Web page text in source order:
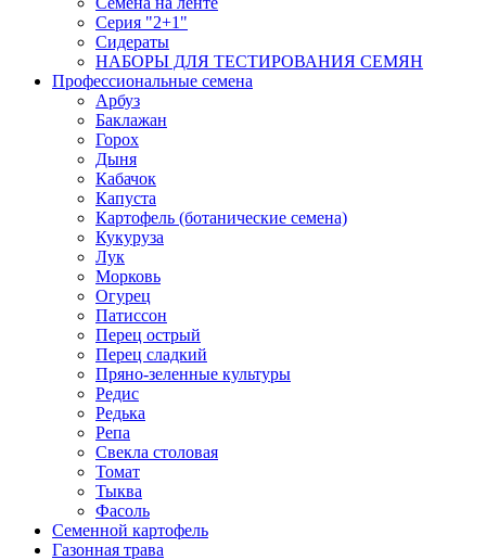
Серия "2+1"
Сидераты
НАБОРЫ ДЛЯ ТЕСТИРОВАНИЯ СЕМЯН
Профессиональные семена
Арбуз
Баклажан
Горох
Дыня
Кабачок
Капуста
Картофель (ботанические семена)
Кукуруза
Лук
Морковь
Огурец
Патиссон
Перец острый
Перец сладкий
Пряно-зеленные культуры
Редис
Редька
Репа
Свекла столовая
Томат
Тыква
Фасоль
Семенной картофель
Газонная трава